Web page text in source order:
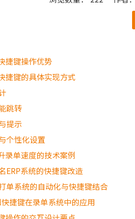
捷键操作优势
捷键的具体实现方式
跳转
提示
个性化设置
录单速度的技术案例
ERP系统的快捷键改造
单系统的自动化与快捷键结合
捷键在录单系统中的应用